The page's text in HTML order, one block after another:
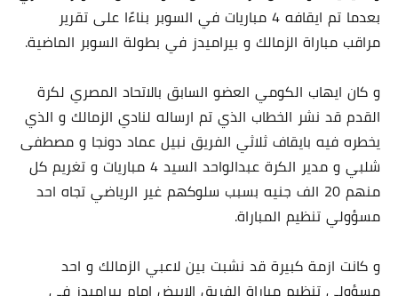
بعدما تم ايقافه 4 مباريات في السوبر بناءًا على تقرير
مراقب مباراة الزمالك و بيراميدز في بطولة السوبر الماضية.
و كان ايهاب الكومي العضو السابق بالاتحاد المصري لكرة
القدم قد نشر الخطاب الذي تم ارساله لنادي الزمالك و الذي
يخطره فيه بايقاف ثلاثي الفريق نبيل عماد دونجا و مصطفى
شلبي و مدير الكرة عبدالواحد السيد 4 مباريات و تغريم كل
منهم 20 الف جنيه بسبب سلوكهم غير الرياضي تجاه احد
مسؤولي تنظيم المباراة.
و كانت ازمة كبيرة قد نشبت بين لاعبي الزمالك و احد
مسؤولي تنظيم مباراة الفريق الابيض امام بيراميدز في